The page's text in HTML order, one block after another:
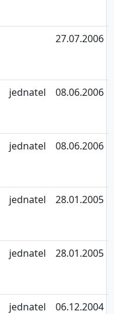
27.07.2006
jednatel 08.06.2006
jednatel 08.06.2006
jednatel 28.01.2005
jednatel 28.01.2005
jednatel 06.12.2004